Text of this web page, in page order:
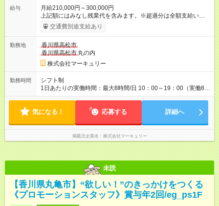
給与
月給210,000円～300,000円
上記額にはみなし残業代を含みます。※超過分は全額支給いたし
ます。 みなし残業代 14,616円／月 みなし残業時間 10時間／月
※能力やスキルを考慮の上、当社規程により決定します。 ーー
に1回の「年次昇給」があり、仕事での成果にあわせて昇給しま
す。特に頑張っている人は、上長の裁量でさらにプラスの昇給
となることも。努力や成長が収入につながる環境です。 【試用
期間】試用期間あり 試用期間の長さ：3ヶ月 雇用形態、給与は
本採用時と同じです。
交通費別途支給あり
勤務地
香川県高松市
香川県高松市 丸の内
株式会社マーキュリー
勤務時間
シフト制
1日あたりの実働時間：最大8時間/日 10：00～19：00（実働8時
間） ※勤務地により異なります。
気になる！ 応募する 詳細へ
掲載元企業名 株式会社マーキュリー
未読
【香川県丸亀市】“欲しい！”のきっかけをつくる
《プロモーションスタッフ》賞与年2回/eg_ps1F